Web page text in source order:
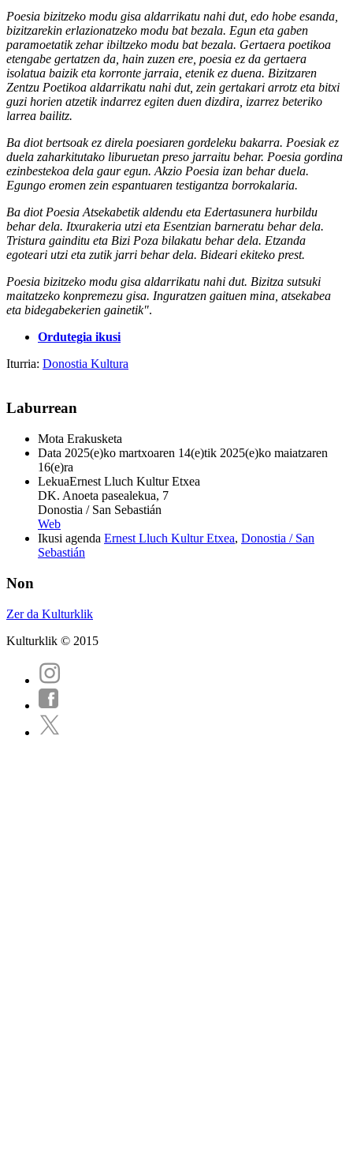
Poesia bizitzeko modu gisa aldarrikatu nahi dut, edo hobe esanda,
bizitzarekin erlazionatzeko modu bat bezala. Egun eta gaben
paramoetatik zehar ibiltzeko modu bat bezala. Gertaera poetikoa
etengabe gertatzen da, hain zuzen ere, poesia ez da gertaera
isolatua baizik eta korronte jarraia, etenik ez duena. Bizitzaren
Zentzu Poetikoa aldarrikatu nahi dut, zein gertakari arrotz eta bitxi
guzi horien atzetik indarrez egiten duen dizdira, izarrez beteriko
larrea bailitz.
Ba diot bertsoak ez direla poesiaren gordeleku bakarra. Poesiak ez
duela zaharkitutako liburuetan preso jarraitu behar. Poesia gordina
ezinbestekoa dela gaur egun. Akzio Poesia izan behar duela.
Egungo eromen zein espantuaren testigantza borrokalaria.
Ba diot Poesia Atsekabetik aldendu eta Edertasunera hurbildu
behar dela. Itxurakeria utzi eta Esentzian barneratu behar dela.
Tristura gainditu eta Bizi Poza bilakatu behar dela. Etzanda
egoteari utzi eta zutik jarri behar dela. Bideari ekiteko prest.
Poesia bizitzeko modu gisa aldarrikatu nahi dut. Bizitza sutsuki
maitatzeko konpremezu gisa. Inguratzen gaituen mina, atsekabea
eta bidegabekerien gainetik".
Ordutegia ikusi
Iturria: Donostia Kultura
Laburrean
Mota Erakusketa
Data 2025(e)ko martxoaren 14(e)tik 2025(e)ko maiatzaren
16(e)ra
LekuaErnest Lluch Kultur Etxea
DK. Anoeta pasealekua, 7
Donostia / San Sebastián
Web
Ikusi agenda Ernest Lluch Kultur Etxea, Donostia / San
Sebastián
Non
Zer da Kulturklik
Kulturklik © 2015